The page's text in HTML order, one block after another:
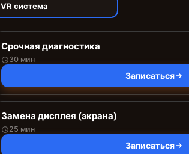
VR система
Срочная диагностика
30 мин
Записаться
Замена дисплея (экрана)
25 мин
Записаться